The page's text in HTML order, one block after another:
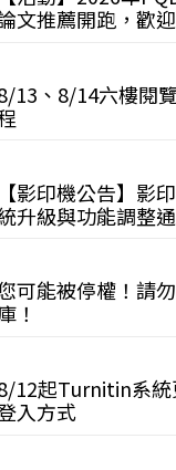
文推薦開跑，歡
13、8/14六樓閱
【影印機公告】影
升級與功能調整
可能被停權！請
！
12起Turnitin系統
入方式